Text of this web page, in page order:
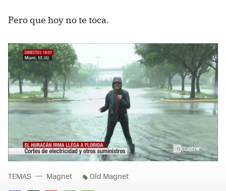
Pero que hoy no te toca.
TEMAS Magnet Old Magnet